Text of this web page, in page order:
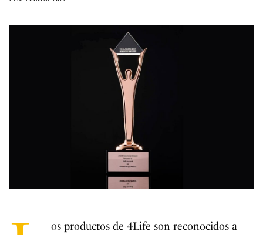
os productos de 4Life son reconocidos a